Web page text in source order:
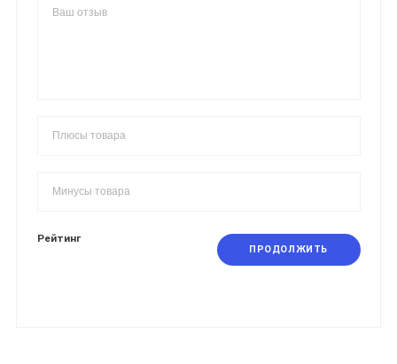
Рейтинг
ПРОДОЛЖИТЬ